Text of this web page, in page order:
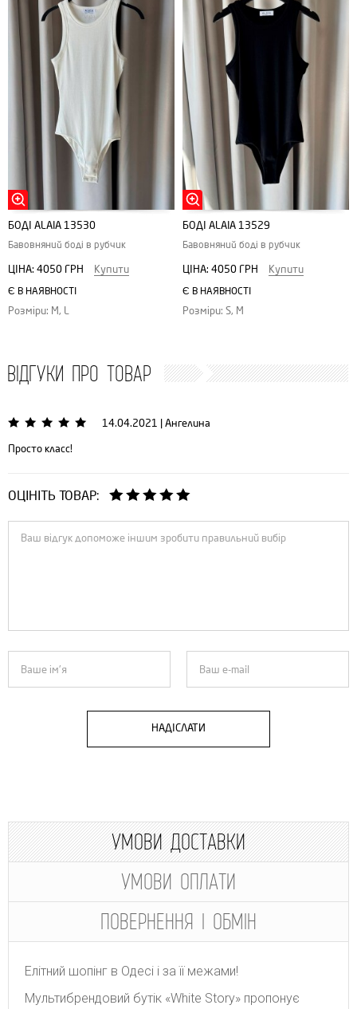
БОДІ ALAIA 13530
Бавовняний боді в рубчик
ЦІНА: 4050 ГРН Купити
Є В НАЯВНОСТІ
Розміри: M, L
БОДІ ALAIA 13529
Бавовняний боді в рубчик
ЦІНА: 4050 ГРН Купити
Є В НАЯВНОСТІ
Розміри: S, M
ВІДГУКИ ПРО ТОВАР
14.04.2021 Ангелина
Просто класс!
ОЦІНІТЬ ТОВАР:
НАДІСЛАТИ
УМОВИ ДОСТАВКИ
УМОВИ ОПЛАТИ
ПОВЕРНЕННЯ І ОБМІН
Елітний шопінг в Одесі і за її межами!
Мультибрендовий бутік «White Story» пропонує